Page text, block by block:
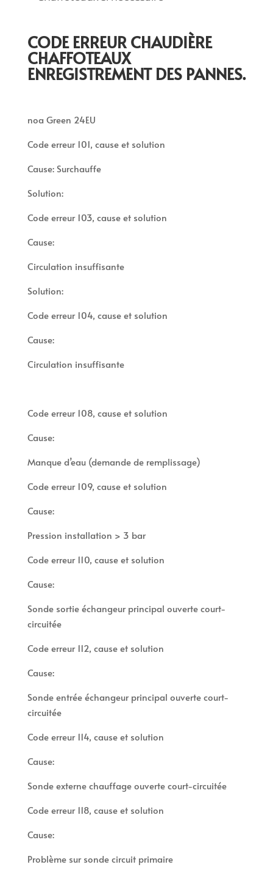
CODE ERREUR CHAUDIÈRE
CHAFFOTEAUX
ENREGISTREMENT DES PANNES.
noa Green 24EU
Code erreur 101, cause et solution
Cause: Surchauffe
Solution:
Code erreur 103, cause et solution
Cause:
Circulation insuffisante
Solution:
Code erreur 104, cause et solution
Cause:
Circulation insuffisante
Code erreur 108, cause et solution
Cause:
Manque d’eau (demande de remplissage)
Code erreur 109, cause et solution
Cause:
Pression installation > 3 bar
Code erreur 110, cause et solution
Cause:
Sonde sortie échangeur principal ouverte court-
circuitée
Code erreur 112, cause et solution
Cause:
Sonde entrée échangeur principal ouverte court-
circuitée
Code erreur 114, cause et solution
Cause:
Sonde externe chauffage ouverte court-circuitée
Code erreur 118, cause et solution
Cause:
Problème sur sonde circuit primaire